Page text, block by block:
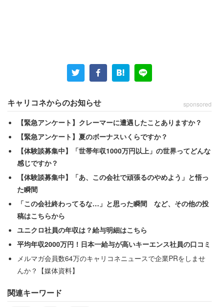
通信費や電気代のうち仕事に使った分は課税されないよう
る。
同庁は、テレワーク中に仕事に使ったとみなす実費に相当
する額の計算方法も示している。例えば通信費であれば、
1か月の通信費のうち在宅で勤務した日数分の半額がこれ
に当たる。仮に1か月（30日間）の通信費を6000円とし
て、半分の15日間が在宅勤務だった場合、1500円が非課
税になる。ただし、従業員は通信料の明細書などを会社に
提出する必要がある。
電気代ではさらに、仕事に使った自宅の部屋の広さに応じ
て、実費に相当する金額を計算する。電気代が月8000円
で、月の半分を在宅勤務、仕事で使った部屋の広さを自宅
このケースでも、従業員は電気料金などを職場に報告する
キャリコネからのお知らせ sponsored
【緊急アンケート】クレーマーに遭遇したことありますか？
【緊急アンケート】夏のボーナスいくらですか？
【体験談募集中】「世帯年収1000万円以上」の世界ってどんな
感じですか？
【体験談募集中】「あ、この会社で頑張るのやめよう」と悟っ
た瞬間
「この会社終わってるな…」と思った瞬間 など、その他の投
稿はこちらから
ユニクロ社員の年収は？給与明細はこちら
平均年収2000万円！日本一給与が高いキーエンス社員の口コミ
メルマガ会員数64万のキャリコネニュースで企業PRをしませ
んか？【媒体資料】
関連キーワード